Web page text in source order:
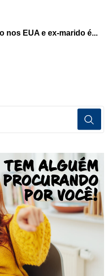
nos EUA e ex-marido é...